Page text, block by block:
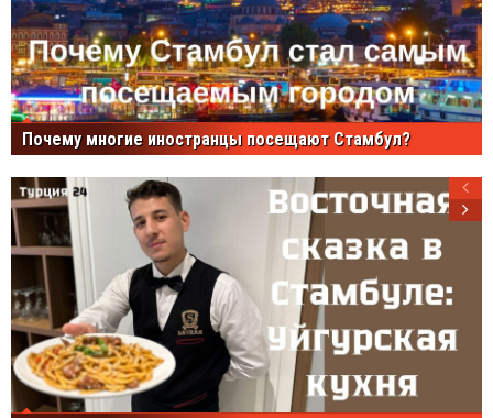
Почему многие иностранцы посещают Стамбул?